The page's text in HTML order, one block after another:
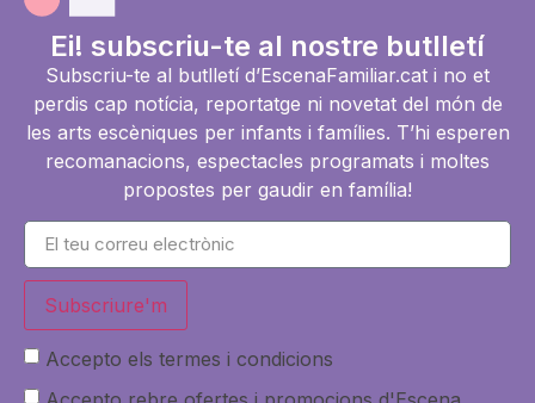
Ei! subscriu-te al nostre butlletí
Subscriu-te al butlletí d’EscenaFamiliar.cat i no et
perdis cap notícia, reportatge ni novetat del món de
les arts escèniques per infants i famílies. T’hi esperen
recomanacions, espectacles programats i moltes
propostes per gaudir en família!
Subscriure'm
Accepto els termes i condicions